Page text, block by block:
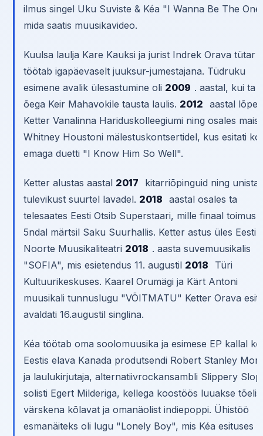
ilmus singel Uku Suviste & Kéa "I Wanna Be The
mida saatis muusikavideo.
Kuulsa laulja Kare Kauksi ja jurist Indrek Orava tütar
töötab igapäevaselt juuksur-jumestajana. Tüdruku
esimene avalik ülesastumine oli 2009 . aastal, kui ta
õega Keir Mahavokile tausta laulis. 2012 aastal
Ketter Vanalinna Hariduskolleegiumi ning osales mais
Whitney Houstoni mälestuskontsertidel, kus esitati
emaga duetti "I Know Him So Well".
Ketter alustas aastal 2017
kitarriõpinguid ning
tulevikust suurtel lavadel. 2018 aastal osales ta
telesaates Eesti Otsib Superstaari, mille finaal toimus
5ndal märtsil Saku Suurhallis. Ketter astus üles Eesti
Noorte Muusikaliteatri 2018 . aasta suvemuusikalis
"SOFIA", mis esietendus 11. augustil 2018
Türi
Kultuurikeskuses. Kaarel Orumägi ja Kärt Antoni
muusikali tunnuslugu "VÕITMATU" Ketter Orava
avaldati 16.augustil singlina.
Kéa töötab oma soolomuusika ja esimese EP kallal
Eestis elava Kanada produtsendi Robert Stanley
ja laulukirjutaja, alternatiivrockansambli Slippery
solisti Egert Milderiga, kellega koostöös luuakse
värskena kõlavat ja omanäolist indiepoppi. Ühistöö
esmanäiteks oli lugu "Lonely Boy", mis Kéa esituses